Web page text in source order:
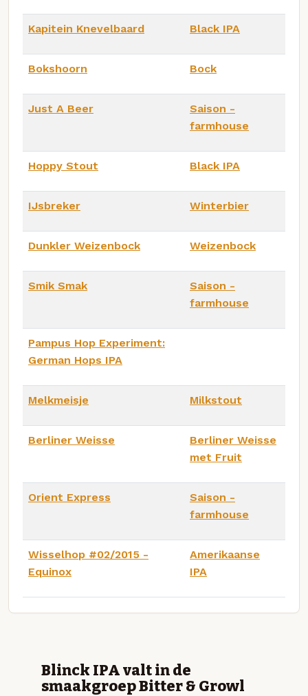
Kapitein Knevelbaard Black IPA
Bokshoorn Bock
Just A Beer
Saison -
farmhouse
Hoppy Stout Black IPA
IJsbreker Winterbier
Dunkler Weizenbock Weizenbock
Smik Smak
Saison -
farmhouse
Pampus Hop Experiment:
German Hops IPA
Melkmeisje Milkstout
Berliner Weisse
Berliner Weisse
met Fruit
Orient Express
Saison -
farmhouse
Wisselhop #02/2015 -
Equinox
Amerikaanse
IPA
Blinck IPA valt in de
smaakgroep Bitter & Growl